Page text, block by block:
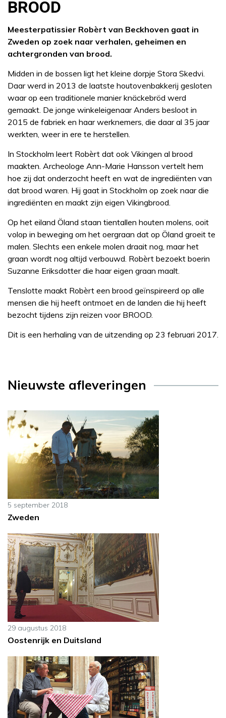
BROOD
Meesterpatissier Robèrt van Beckhoven gaat in
Zweden op zoek naar verhalen, geheimen en
achtergronden van brood.
Midden in de bossen ligt het kleine dorpje Stora Skedvi.
Daar werd in 2013 de laatste houtovenbakkerij gesloten
waar op een traditionele manier knäckebröd werd
gemaakt. De jonge winkeleigenaar Anders besloot in
2015 de fabriek en haar werknemers, die daar al 35 jaar
werkten, weer in ere te herstellen.
In Stockholm leert Robèrt dat ook Vikingen al brood
maakten. Archeologe Ann-Marie Hansson vertelt hem
hoe zij dat onderzocht heeft en wat de ingrediënten van
dat brood waren. Hij gaat in Stockholm op zoek naar die
ingrediënten en maakt zijn eigen Vikingbrood.
Op het eiland Öland staan tientallen houten molens, ooit
volop in beweging om het oergraan dat op Öland groeit te
malen. Slechts een enkele molen draait nog, maar het
graan wordt nog altijd verbouwd. Robèrt bezoekt boerin
Suzanne Eriksdotter die haar eigen graan maalt.
Tenslotte maakt Robèrt een brood geïnspireerd op alle
mensen die hij heeft ontmoet en de landen die hij heeft
bezocht tijdens zijn reizen voor BROOD.
Dit is een herhaling van de uitzending op 23 februari 2017.
Nieuwste afleveringen
5 september 2018
Zweden
29 augustus 2018
Oostenrijk en Duitsland